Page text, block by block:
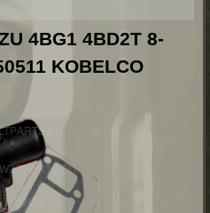
4BG1 4BD2T 8-
KOBELCO